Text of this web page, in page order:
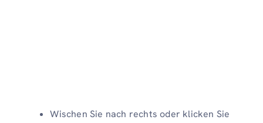
Wischen Sie nach rechts oder klicken Sie